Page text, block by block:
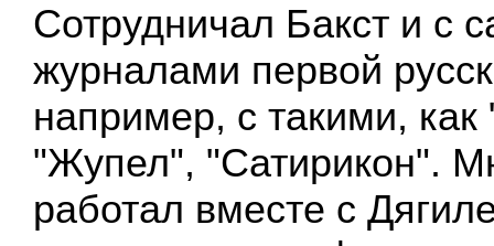
Сотрудничал Бакст и с
журналами первой
например, с такими, как
"Жупел", "Сатирикон".
работал вместе с